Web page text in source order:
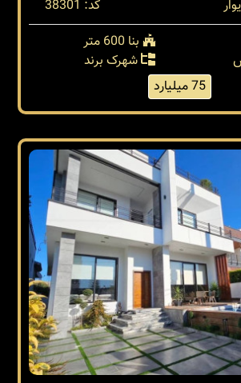
کد: 38301
بنا 600 متر
شهرک برند
75 میلیارد